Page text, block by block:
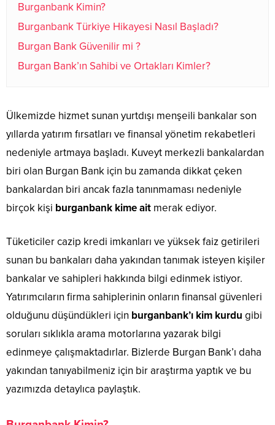
Burganbank Kimin?
Burganbank Türkiye Hikayesi Nasıl Başladı?
Burgan Bank Güvenilir mi ?
Burgan Bank’ın Sahibi ve Ortakları Kimler?
Ülkemizde hizmet sunan yurtdışı menşeili bankalar son
yıllarda yatırım fırsatları ve finansal yönetim rekabetleri
nedeniyle artmaya başladı. Kuveyt merkezli bankalardan
biri olan Burgan Bank için bu zamanda dikkat çeken
bankalardan biri ancak fazla tanınmaması nedeniyle
birçok kişi burganbank kime ait merak ediyor.
Tüketiciler cazip kredi imkanları ve yüksek faiz getirileri
sunan bu bankaları daha yakından tanımak isteyen kişiler
bankalar ve sahipleri hakkında bilgi edinmek istiyor.
Yatırımcıların firma sahiplerinin onların finansal güvenleri
olduğunu düşündükleri için burganbank’ı kim kurdu gibi
soruları sıklıkla arama motorlarına yazarak bilgi
edinmeye çalışmaktadırlar. Bizlerde Burgan Bank’ı daha
yakından tanıyabilmeniz için bir araştırma yaptık ve bu
yazımızda detaylıca paylaştık.